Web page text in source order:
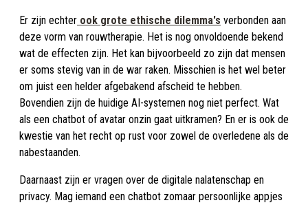
Er zijn echter ook grote ethische dilemma's verbonden aan
deze vorm van rouwtherapie. Het is nog onvoldoende bekend
wat de effecten zijn. Het kan bijvoorbeeld zo zijn dat mensen
er soms stevig van in de war raken. Misschien is het wel beter
om juist een helder afgebakend afscheid te hebben.
Bovendien zijn de huidige AI-systemen nog niet perfect. Wat
als een chatbot of avatar onzin gaat uitkramen? En er is ook de
kwestie van het recht op rust voor zowel de overledene als de
nabestaanden.
Daarnaast zijn er vragen over de digitale nalatenschap en
privacy. Mag iemand een chatbot zomaar persoonlijke appjes